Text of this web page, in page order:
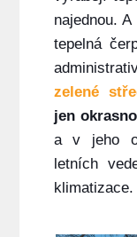
najednou.
tepelná
zelené
jen
a v jeho
letních
klimatizace.